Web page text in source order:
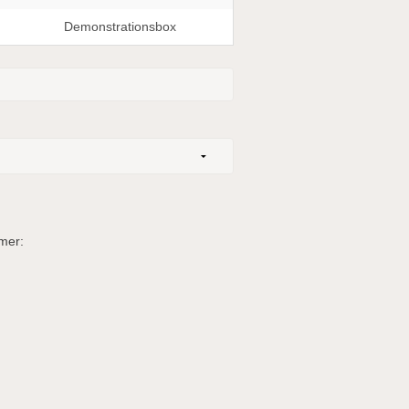
Demonstrationsbox